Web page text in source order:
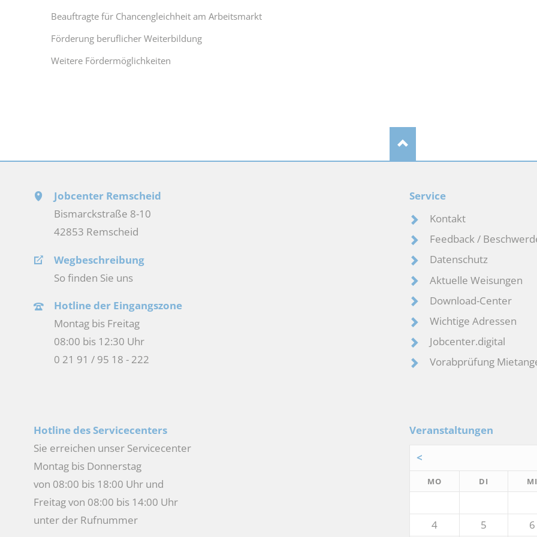
Beauftragte für Chancengleichheit am Arbeitsmarkt
Förderung beruflicher Weiterbildung
Weitere Fördermöglichkeiten
Jobcenter Remscheid
Bismarckstraße 8-10
42853 Remscheid
Wegbeschreibung
So finden Sie uns
Hotline der Eingangszone
Montag bis Freitag
08:00 bis 12:30 Uhr
0 21 91 / 95 18 - 222
Service
Kontakt
Feedback /
Datenschutz
Aktuelle Weisungen
Download-Center
Wichtige Adressen
Jobcenter.digital
Vorabprüfung
Hotline des Servicecenters
Sie erreichen unser Servicecenter
Montag bis Donnerstag
von 08:00 bis 18:00 Uhr und
Freitag von 08:00 bis 14:00 Uhr
unter der Rufnummer
Veranstaltungen
<
MO DI
4 5 6